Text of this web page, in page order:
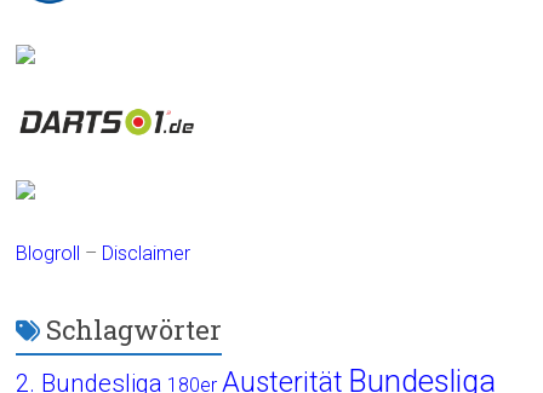
Blogroll – Disclaimer
Schlagwörter
2. Bundesliga 180er Austerität Bundesliga